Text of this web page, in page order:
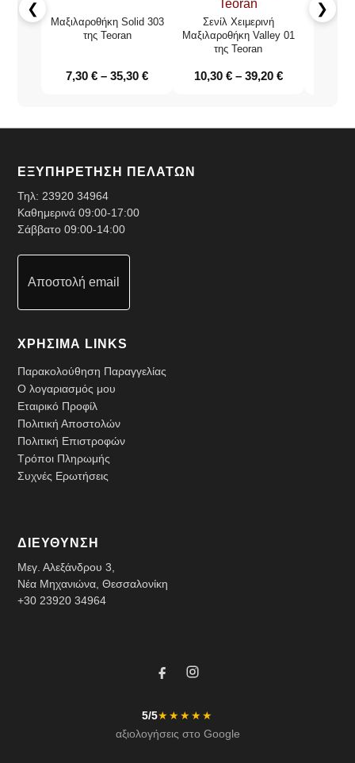
❮
Μαξιλαροθήκη Solid 303
της Teoran
7,30€ – 35,30€
Σενίλ Χειμερινή
Μαξιλαροθήκη Valley 01
της Teoran
10,30 € – 39,20 €
❯
ΕΞΥΠΗΡΕΤΗΣΗ ΠΕΛΑΤΩΝ
Τηλ: 23920 34964
Καθημερινά 09:00-17:00
Σάββατο 09:00-14:00
Αποστολή email
ΧΡΗΣΙΜΑ LINKS
Παρακολούθηση Παραγγελίας
Ο λογαριασμός μου
Εταιρικό Προφίλ
Πολιτική Αποστολών
Πολιτική Επιστροφών
Τρόποι Πληρωμής
Συχνές Ερωτήσεις
ΔΙΕΥΘΥΝΣΗ
Μεγ. Αλεξάνδρου 3,
Νέα Μηχανιώνα, Θεσσαλονίκη
+30 23920 34964
5/5★★★★★
αξιολογήσεις στο Google